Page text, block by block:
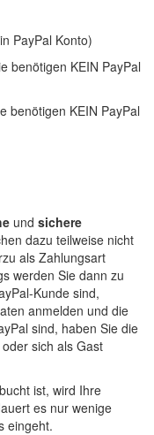
PayPal Konto)
benötigen KEIN PayPal
benötigen KEIN PayPal
und sichere
dazu teilweise nicht
als Zahlungsart
werden Sie dann zu
Kunde sind,
anmelden und die
sind, haben Sie die
sich als Gast
ist, wird Ihre
es nur wenige
eingeht.